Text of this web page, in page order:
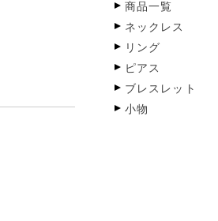
商品一覧
ネックレス
リング
ピアス
ブレスレット
小物